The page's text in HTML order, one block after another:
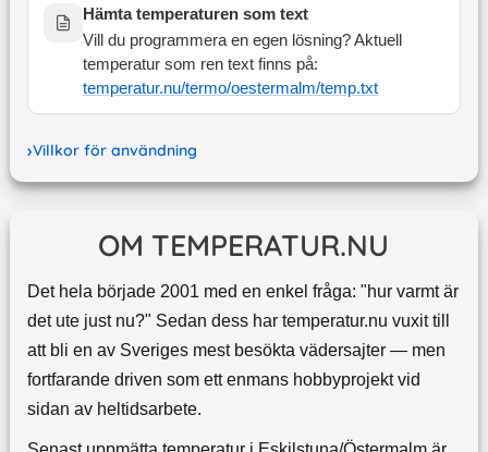
Hämta temperaturen som text
Vill du programmera en egen lösning? Aktuell
temperatur som ren text finns på:
temperatur.nu/termo/oestermalm/temp.txt
Villkor för användning
OM TEMPERATUR.NU
Det hela började 2001 med en enkel fråga: "hur varmt är
det ute just nu?" Sedan dess har temperatur.nu vuxit till
att bli en av Sveriges mest besökta vädersajter — men
fortfarande driven som ett enmans hobbyprojekt vid
sidan av heltidsarbete.